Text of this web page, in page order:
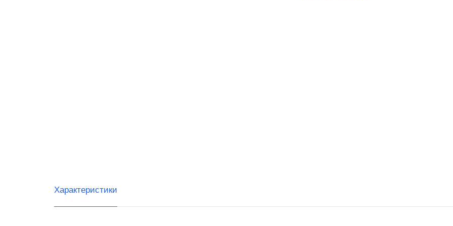
Характеристики